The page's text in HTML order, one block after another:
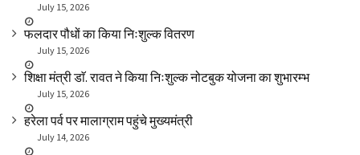
July 15, 2026
फलदार पौधों का किया निःशुल्क वितरण
July 15, 2026
शिक्षा मंत्री डाॅ. रावत ने किया निःशुल्क नोटबुक योजना का शुभारम्भ
July 15, 2026
हरेला पर्व पर मालाग्राम पहुंचे मुख्यमंत्री
July 14, 2026